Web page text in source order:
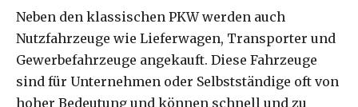
Neben den klassischen PKW werden auch
Nutzfahrzeuge wie Lieferwagen, Transporter und
Gewerbefahrzeuge angekauft. Diese Fahrzeuge
sind für Unternehmen oder Selbstständige oft von
hoher Bedeutung und können schnell und zu